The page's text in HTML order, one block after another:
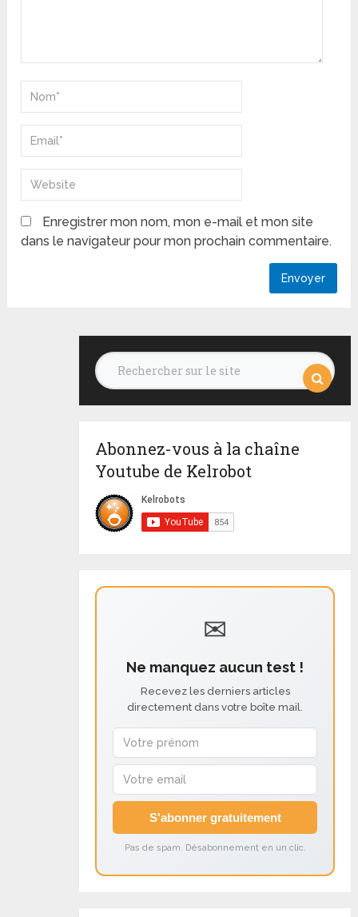
Enregistrer mon nom, mon e-mail et mon site
dans le navigateur pour mon prochain commentaire.
Abonnez-vous à la chaîne
Youtube de Kelrobot
✉
Ne manquez aucun test !
Recevez les derniers articles
directement dans votre boîte mail.
S'abonner gratuitement
Pas de spam. Désabonnement en un clic.